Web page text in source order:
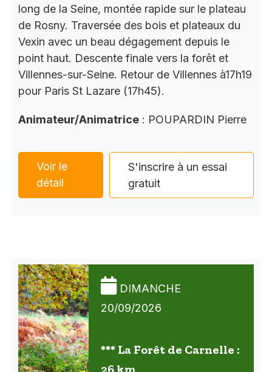
long de la Seine, montée rapide sur le plateau
de Rosny. Traversée des bois et plateaux du
Vexin avec un beau dégagement depuis le
point haut. Descente finale vers la forêt et
Villennes-sur-Seine. Retour de Villennes à17h19
pour Paris St Lazare (17h45).
Animateur/Animatrice : POUPARDIN Pierre
Voir le
détail
S'inscrire à un essai
gratuit
DIMANCHE
20/09/2026
*** La Forêt de Carnelle :
26 km